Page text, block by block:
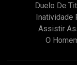
Duelo De
Inatividade
Assistir
O